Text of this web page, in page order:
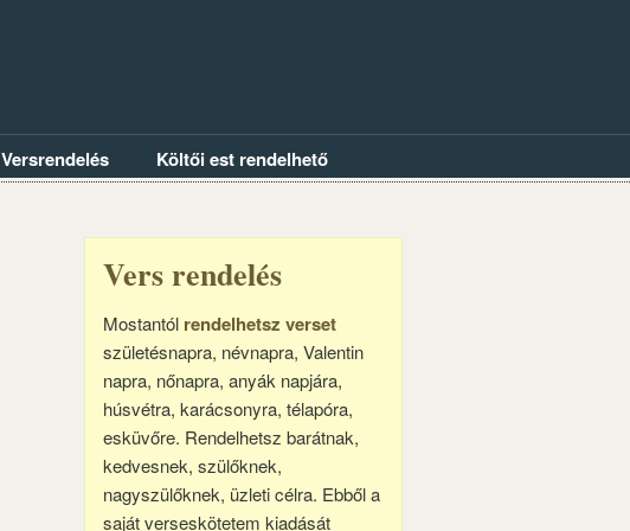
Versrendelés Költői est rendelhető
Vers rendelés
Mostantól rendelhetsz verset
születésnapra, névnapra, Valentin
napra, nőnapra, anyák napjára,
húsvétra, karácsonyra, télapóra,
esküvőre. Rendelhetsz barátnak,
kedvesnek, szülőknek,
nagyszülőknek, üzleti célra. Ebből a
saját verseskötetem kiadását